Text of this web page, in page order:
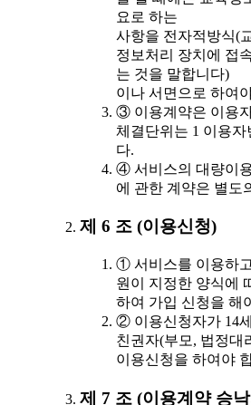
요로 하는
사항을 전자적방식(
정보처리 장치에 접
는 것을 말합니다)
이나 서면으로 하여
③ 이용계약은 이용
체결단위는 1 이용자
다.
④ 서비스의 대량이
에 관한 계약은 별도
제 6 조 (이용신청)
① 서비스를 이용하
원이 지정한 양식에
하여 가입 신청을 해
② 이용신청자가 14
친권자(부모, 법정대
이용신청을 하여야
제 7 조 (이용계약 승